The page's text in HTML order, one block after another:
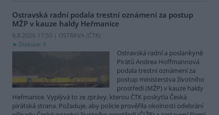
Ostravská radní podala trestní oznámení za postup
MŽP v kauze haldy Heřmanice
6.8.2026 17:50 | OSTRAVA (ČTK)
Diskuse: 6
Ostravská radní a poslankyně
Pirátů Andrea Hoffmannová
podala trestní oznámení za
postup ministerstva životního
prostředí (MŽP) v kauze haldy
Heřmanice. Vyplývá to ze zprávy, kterou ČTK poskytla Česká
pirátská strana. Požaduje, aby policie prověřila okolnosti odebrání